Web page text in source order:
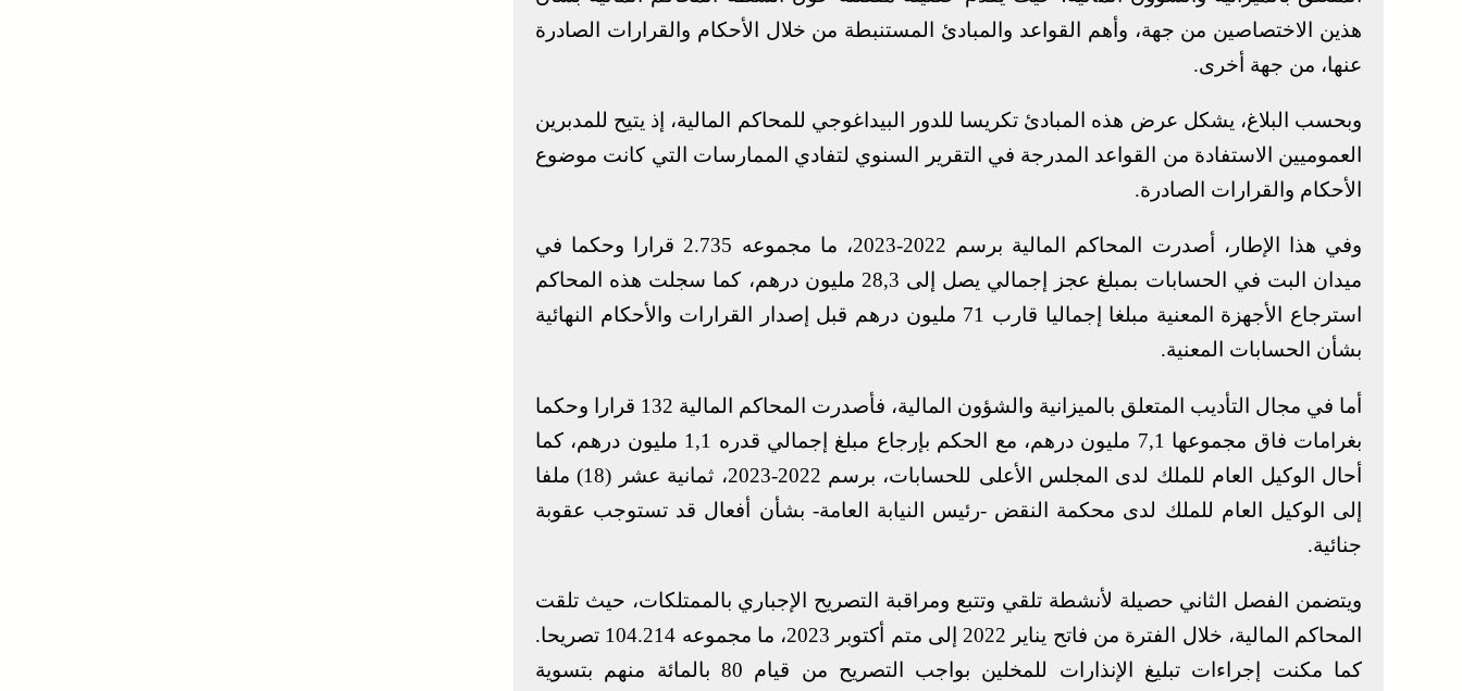
هذين الاختصاصين من جهة، وأهم القواعد والمبادئ المستنبطة من خلال الأحكام والقرارات الصادرة
عنها، من جهة أخرى.
وبحسب البلاغ، يشكل عرض هذه المبادئ تكريسا للدور البيداغوجي للمحاكم المالية، إذ يتيح للمدبرين
العموميين الاستفادة من القواعد المدرجة في التقرير السنوي لتفادي الممارسات التي كانت موضوع
الأحكام والقرارات الصادرة.
وفي هذا الإطار، أصدرت المحاكم المالية برسم 2022-2023، ما مجموعه 2.735 قرارا وحكما في
ميدان البت في الحسابات بمبلغ عجز إجمالي يصل إلى 28,3 مليون درهم، كما سجلت هذه المحاكم
استرجاع الأجهزة المعنية مبلغا إجماليا قارب 71 مليون درهم قبل إصدار القرارات والأحكام النهائية
بشأن الحسابات المعنية.
أما في مجال التأديب المتعلق بالميزانية والشؤون المالية، فأصدرت المحاكم المالية 132 قرارا وحكما
بغرامات فاق مجموعها 7,1 مليون درهم، مع الحكم بإرجاع مبلغ إجمالي قدره 1,1 مليون درهم، كما
أحال الوكيل العام للملك لدى المجلس الأعلى للحسابات، برسم 2022-2023، ثمانية عشر (18) ملفا
إلى الوكيل العام للملك لدى محكمة النقض -رئيس النيابة العامة- بشأن أفعال قد تستوجب عقوبة
جنائية.
ويتضمن الفصل الثاني حصيلة لأنشطة تلقي وتتبع ومراقبة التصريح الإجباري بالممتلكات، حيث تلقت
المحاكم المالية، خلال الفترة من فاتح يناير 2022 إلى متم أكتوبر 2023، ما مجموعه 104.214 تصريحا.
كما مكنت إجراءات تبليغ الإنذارات للمخلين بواجب التصريح من قيام 80 بالمائة منهم بتسوية